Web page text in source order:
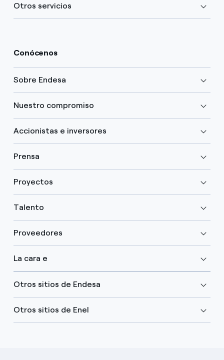
Otros servicios
Conócenos
Sobre Endesa
Nuestro compromiso
Accionistas e inversores
Prensa
Proyectos
Talento
Proveedores
La cara e
Otros sitios de Endesa
Otros sitios de Enel